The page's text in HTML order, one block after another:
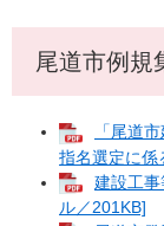
尾道市例規
「尾道
指名選定に係
建設工
ル／201KB]